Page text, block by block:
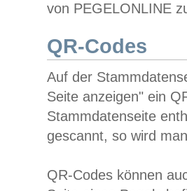
von PEGELONLINE
QR-Codes
Auf der
Seite anzeigen" ein
Stammdatenseite
gescannt, so wird
QR-Codes können